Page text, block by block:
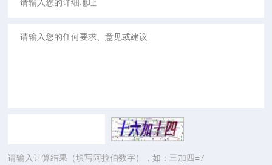
请输入计算结果（填写阿拉伯数字），如：三加四=7